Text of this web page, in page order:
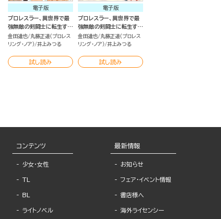
電子版
プロレスラー、異世界で最
強無敵の剣闘士に転生す
る！ コミック版 （2）
金田達也 丸藤正道（プロレス
リング・ノア） 井上みつる
試し読み
電子版
プロレスラー、異世界で最
強無敵の剣闘士に転生す
る！ コミック版（分冊版）
金田達也 丸藤正道（プロレス
リング・ノア） 井上みつる
試し読み
コンテンツ
少女・女性
TL
BL
ライトノベル
最新情報
お知らせ
フェア・イベント情報
書店様へ
海外ライセンシー